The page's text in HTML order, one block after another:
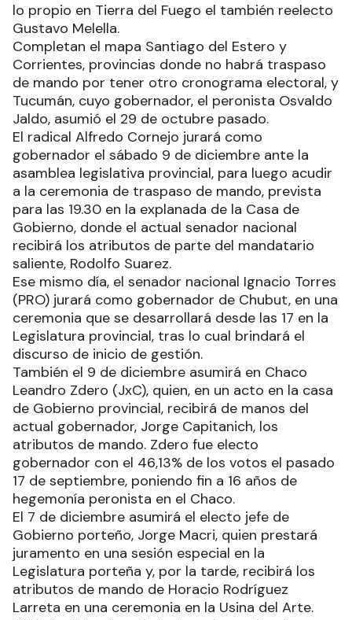
lo propio en Tierra del Fuego el también reelecto
Gustavo Melella.
Completan el mapa Santiago del Estero y
Corrientes, provincias donde no habrá traspaso
de mando por tener otro cronograma electoral, y
Tucumán, cuyo gobernador, el peronista Osvaldo
Jaldo, asumió el 29 de octubre pasado.
El radical Alfredo Cornejo jurará como
gobernador el sábado 9 de diciembre ante la
asamblea legislativa provincial, para luego acudir
a la ceremonia de traspaso de mando, prevista
para las 19.30 en la explanada de la Casa de
Gobierno, donde el actual senador nacional
recibirá los atributos de parte del mandatario
saliente, Rodolfo Suarez.
Ese mismo día, el senador nacional Ignacio Torres
(PRO) jurará como gobernador de Chubut, en una
ceremonia que se desarrollará desde las 17 en la
Legislatura provincial, tras lo cual brindará el
discurso de inicio de gestión.
También el 9 de diciembre asumirá en Chaco
Leandro Zdero (JxC), quien, en un acto en la casa
de Gobierno provincial, recibirá de manos del
actual gobernador, Jorge Capitanich, los
atributos de mando. Zdero fue electo
gobernador con el 46,13% de los votos el pasado
17 de septiembre, poniendo fin a 16 años de
hegemonía peronista en el Chaco.
El 7 de diciembre asumirá el electo jefe de
Gobierno porteño, Jorge Macri, quien prestará
juramento en una sesión especial en la
Legislatura porteña y, por la tarde, recibirá los
atributos de mando de Horacio Rodríguez
Larreta en una ceremonia en la Usina del Arte.